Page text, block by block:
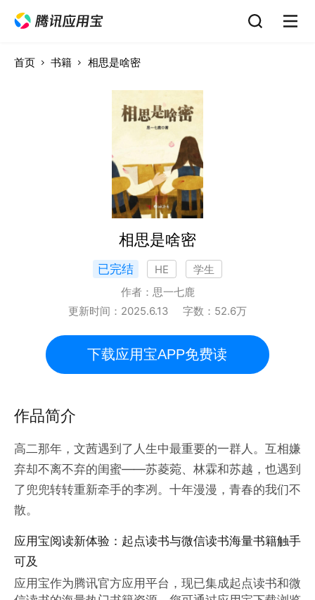
首页 书籍 相思是啥密
相思是啥密
已完结 HE
学生
作者： 思一七鹿
更新时间： 2025.6.13 字数： 52.6万
下载应用宝APP免费读
作品简介
高二那年，文茜遇到了人生中最重要的一群人。互相嫌
弃却不离不弃的闺蜜——苏菱菀、林霖和苏越，也遇到
了兜兜转转重新牵手的李冽。十年漫漫，青春的我们不
散。
应用宝阅读新体验：起点读书与微信读书海量书籍触手
可及
应用宝作为腾讯官方应用平台，现已集成起点读书和微